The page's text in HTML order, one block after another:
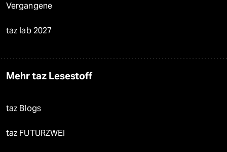
Vergangene
taz lab 2027
Mehr taz Lesestoff
taz Blogs
taz FUTURZWEI